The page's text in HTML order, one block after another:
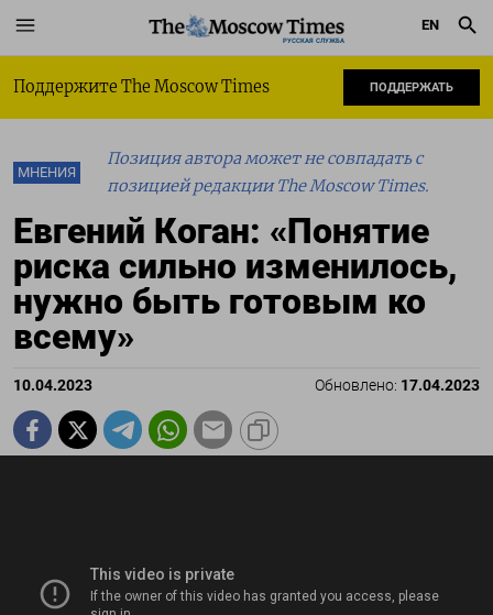
РУССКАЯ СЛУЖБА
EN
Поддержите The Moscow Times ПОДДЕРЖАТЬ
МНЕНИЯ
Позиция автора может не совпадать с
позицией редакции The Moscow Times.
Евгений Коган: «Понятие
риска сильно изменилось,
нужно быть готовым ко
всему»
10.04.2023 Обновлено: 17.04.2023